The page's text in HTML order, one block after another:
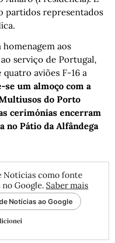
partidos representados
aos
serviço de Portugal,
aviões F-16 a
se um almoço com a
do Porto
cerimónias encerram
no Pátio da Alfândega
Notícias como fonte
Google. Saber mais
Notícias ao Google